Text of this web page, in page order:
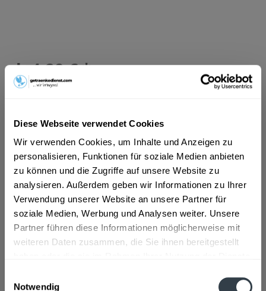
Diese Webseite verwendet Cookies
Wir verwenden Cookies, um Inhalte und Anzeigen zu
personalisieren, Funktionen für soziale Medien anbieten
zu können und die Zugriffe auf unsere Website zu
analysieren. Außerdem geben wir Informationen zu Ihrer
Verwendung unserer Website an unsere Partner für
soziale Medien, Werbung und Analysen weiter. Unsere
Partner führen diese Informationen möglicherweise mit
weiteren Daten zusammen, die Sie ihnen bereitgestellt
Notwendig
ab 4,29 € *
Inhalt:1 Liter
EINWEG
+0,02 € Pfand
In denWarenkorb
Artikel-Nr.:
31971
Verfügbar in:
Beschreibung
"Remstalkellerei Roter Schwäbischer Neuer